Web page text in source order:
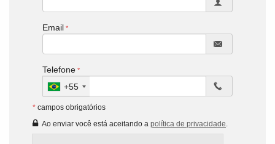
Email
Telefone
+55
* campos obrigatórios
Ao enviar você está aceitando a política de privacidade